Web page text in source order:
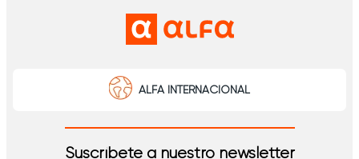
ALFA INTERNACIONAL
Suscríbete a nuestro newsletter